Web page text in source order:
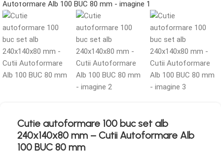
Cutie autoformare 100 buc set alb
240x140x80 mm – Cutii Autoformare Alb
100 BUC 80 mm